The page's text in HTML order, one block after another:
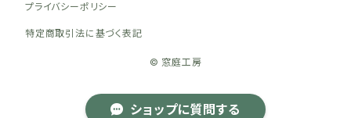
プライバシーポリシー
特定商取引法に基づく表記
© 窓庭工房
ショップに質問する